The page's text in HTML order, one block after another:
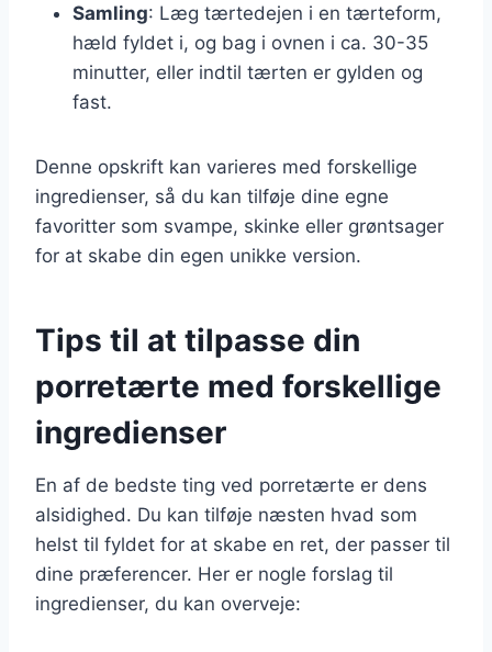
Samling: Læg tærtedejen i en tærteform,
hæld fyldet i, og bag i ovnen i ca. 30-35
minutter, eller indtil tærten er gylden og
fast.
Denne opskrift kan varieres med forskellige
ingredienser, så du kan tilføje dine egne
favoritter som svampe, skinke eller grøntsager
for at skabe din egen unikke version.
Tips til at tilpasse din
porretærte med forskellige
ingredienser
En af de bedste ting ved porretærte er dens
alsidighed. Du kan tilføje næsten hvad som
helst til fyldet for at skabe en ret, der passer til
dine præferencer. Her er nogle forslag til
ingredienser, du kan overveje: